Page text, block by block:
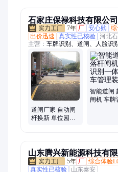
石家庄保禄科技有限公司
7年 厂 安心购
出价迅速
真实性已核验 河北
主营： 车牌识别、道闸、人脸识
道闸、防火门、卷闸门、伸缩门
平移门、升降柱、水晶卷帘门、
门
道闸厂家 自动闸
杆换新 单位园区
智能道闸
闸机 车牌
山东腾兴新能源科技有限
5年 厂 综合体验
真实性已核验
山东泰安